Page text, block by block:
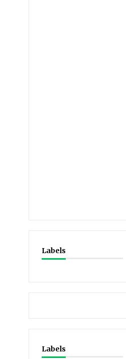
Labels
Labels